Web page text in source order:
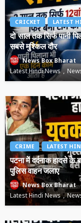
CRICKET LATEST
दो साल तक सिर्फ पानी
सबसे मुश्किल दौर
News Box Bharat
Latest Hindi News
CRIME LATEST
पटना में दर्दनाक हादसे के
पुलिस वाहन जलाए
News Box Bharat
Latest Hindi News